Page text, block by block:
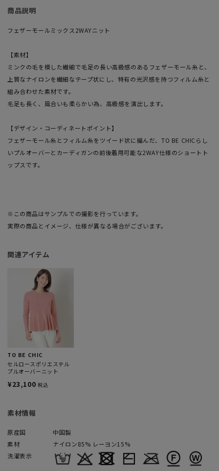
商品説明
フェザーモールミックス2WAYニット
【素材】
ミンクの毛を模した繊細で毛足の長い高級感のあるフェザーモール糸と、
上質なナイロンを繊細なテープ状にし、特有の光沢感を持つフィルム糸と
組み合わせた素材です。
毛足も長く、風合いも柔らかい為、高級感を演出します。
【デザイン・コーディネートポイント】
フェザーモール糸とフィルム糸をツイード状に編んだ、TO BE CHICらし
いプルオーバーとカーディガンの前後着用可能な2WAY仕様のショートト
ップスです。
※この商品はサンプルでの撮影を行っています。
実際の商品とイメージ、仕様が異なる場合がございます。
関連アイテム
TO BE CHIC
セルロースポリエステル
プルオーバーニット
¥23,100 税込
素材情報
原産国
中国製
素材
ナイロン85% レーヨン15%
洗濯表示